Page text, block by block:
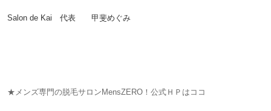
Salon de Kai 代表 甲斐めぐみ
★メンズ専門の脱毛サロンMensZERO！公式ＨＰはココ